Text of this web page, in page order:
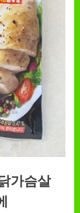
가슴살